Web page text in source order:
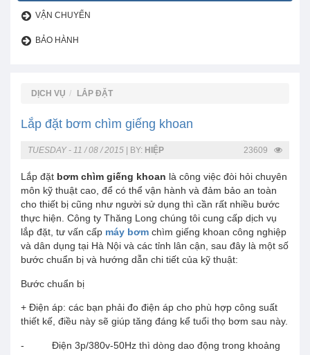
VẬN CHUYỂN
BẢO HÀNH
DỊCH VỤ LẮP ĐẶT
Lắp đặt bơm chìm giếng khoan
TUESDAY - 11 / 08 / 2015 BY: HIỆP 23609
Lắp đặt bơm chìm giếng khoan là công việc đòi hỏi chuyên
môn kỹ thuật cao, để có thể vận hành và đảm bảo an toàn
cho thiết bị cũng như người sử dụng thì cần rất nhiều bước
thực hiện. Công ty Thăng Long chúng tôi cung cấp dịch vụ
lắp đặt, tư vấn cấp máy bơm chìm giếng khoan công nghiệp
và dân dụng tại Hà Nội và các tỉnh lân cận, sau đây là một số
bước chuẩn bị và hướng dẫn chi tiết của kỹ thuật:
Bước chuẩn bị
+ Điện áp: các bạn phải đo điện áp cho phù hợp công suất
thiết kế, điều này sẽ giúp tăng đáng kể tuổi thọ bơm sau này.
- Điện 3p/380v-50Hz thì dòng dao động trong khoảng